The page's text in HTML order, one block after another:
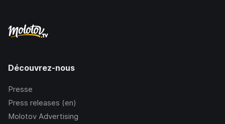
Découvrez-nous
Presse
Press releases (en)
Molotov Advertising